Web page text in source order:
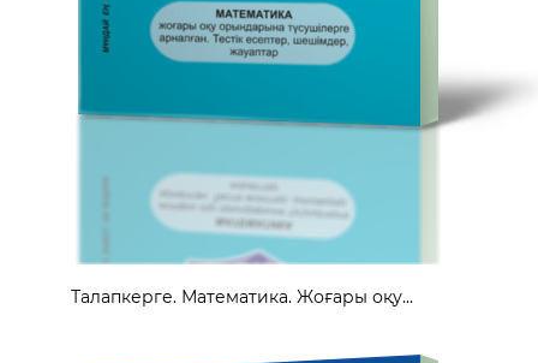
Талапкерге. Математика. Жоғары оқу...